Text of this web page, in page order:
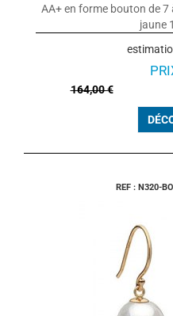
AA+ en forme bouton de
jaune
164,00 €
REF : N320-